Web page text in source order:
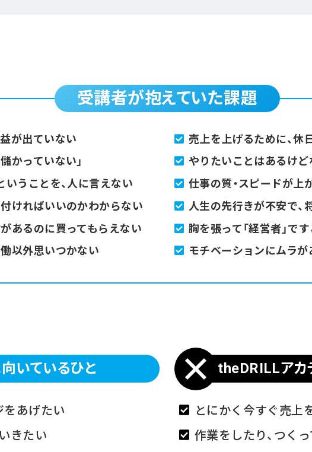
受講者が抱えていた課題
が出ていない
かっていない」
いうことを、人に言えない
ければいいのかわからない
あるのに買ってもらえない
以外思いつかない
売上を上げるために、休
やりたいことはあるけ
仕事の質・スピードが上
人生の先行きが不安で、
胸を張って「経営者」で
モチベーションにムラが
いているひと
あげたい
きたい
theDRILLアカ
とにかく今すぐ売上
作業をしたり、つく